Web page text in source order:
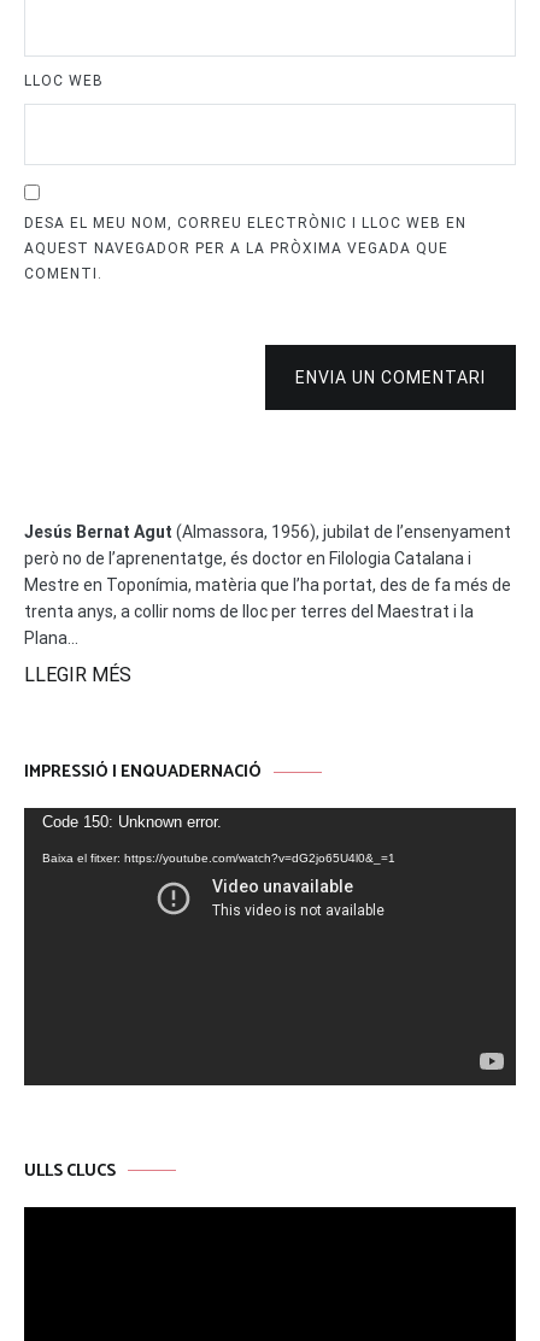
LLOC WEB
DESA EL MEU NOM, CORREU ELECTRÒNIC I LLOC WEB EN
AQUEST NAVEGADOR PER A LA PRÒXIMA VEGADA QUE
COMENTI.
ENVIA UN COMENTARI
Jesús Bernat Agut (Almassora, 1956), jubilat de l’ensenyament
però no de l’aprenentatge, és doctor en Filologia Catalana i
Mestre en Toponímia, matèria que l’ha portat, des de fa més de
trenta anys, a collir noms de lloc per terres del Maestrat i la
Plana...
LLEGIR MÉS
IMPRESSIÓ I ENQUADERNACIÓ
Reproductor
vídeo
Code 150: Unknown error.
Baixa el fitxer: https://youtube.com/watch?v=dG2jo65U4l0&_=1
ULLS CLUCS